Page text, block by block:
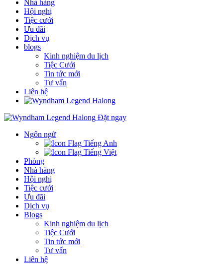
Nhà hàng
Hội nghị
Tiệc cưới
Ưu đãi
Dịch vụ
blogs
Kinh nghiệm du lịch
Tiệc Cưới
Tin tức mới
Tư vấn
Liên hệ
Đặt ngay
Ngôn ngữ
Tiếng Anh
Tiếng Việt
Phòng
Nhà hàng
Hội nghị
Tiệc cưới
Ưu đãi
Dịch vụ
Blogs
Kinh nghiệm du lịch
Tiệc Cưới
Tin tức mới
Tư vấn
Liên hệ